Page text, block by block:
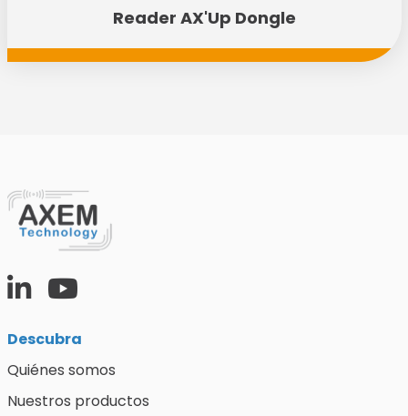
Reader AX'Up Dongle
Descubra
Quiénes somos
Nuestros productos